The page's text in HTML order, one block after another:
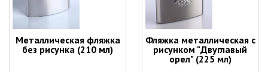
Металлическая фляжка
без рисунка (210 мл)
Фляжка металлическая с
рисунком "Двуглавый
орел" (225 мл)